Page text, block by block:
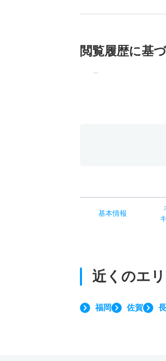
閲覧履歴に基づ
基本情報
近くのエ
福岡 佐賀